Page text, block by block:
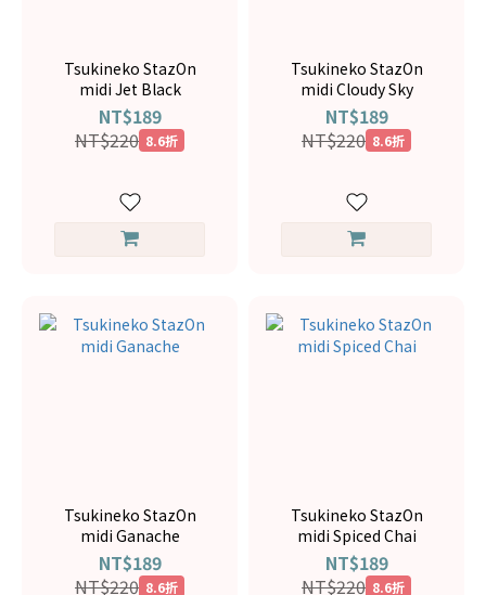
Tsukineko StazOn
midi Jet Black
NT$189
NT$220 8.6折
Tsukineko StazOn
midi Cloudy Sky
NT$189
NT$220 8.6折
Tsukineko StazOn
midi Ganache
NT$189
NT$220 8.6折
Tsukineko StazOn
midi Spiced Chai
NT$189
NT$220 8.6折